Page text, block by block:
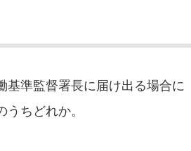
基準監督署長に届け出る場合に
ちどれか。